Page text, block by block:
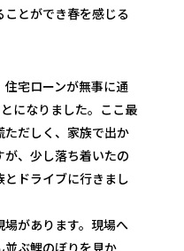
とができ春を感じる
宅ローンが無事に通
になりました。ここ最
だしく、家族で出か
、少し落ち着いたの
ドライブに行きまし
があります。現場へ
並ぶ鯉のぼりを見か